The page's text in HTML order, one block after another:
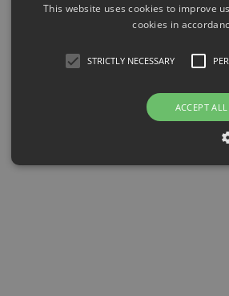
This website uses cookies to improve
cookies in
STRICTLY NECESSARY
ACCEPT ALL